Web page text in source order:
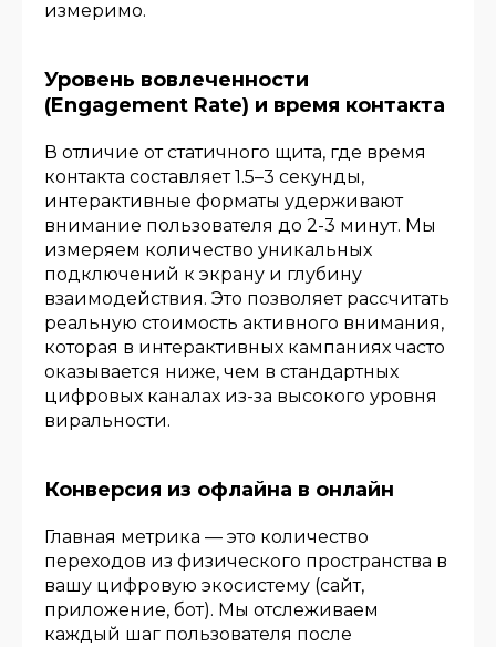
измеримо.
Уровень вовлеченности
(Engagement Rate) и время контакта
В отличие от статичного щита, где время
контакта составляет 1.5–3 секунды,
интерактивные форматы удерживают
внимание пользователя до 2-3 минут. Мы
измеряем количество уникальных
подключений к экрану и глубину
взаимодействия. Это позволяет рассчитать
реальную стоимость активного внимания,
которая в интерактивных кампаниях часто
оказывается ниже, чем в стандартных
цифровых каналах из-за высокого уровня
виральности.
Конверсия из офлайна в онлайн
Главная метрика — это количество
переходов из физического пространства в
вашу цифровую экосистему (сайт,
приложение, бот). Мы отслеживаем
каждый шаг пользователя после